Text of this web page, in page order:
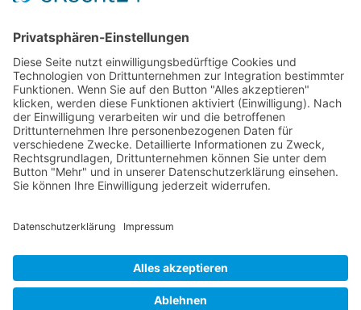
Englisch-Training
Wehrheim im Taunus, Usingen, Neu-Anspach, Schmitten, Bad
Homburg, Friedrichsdorf, Oberursel, im Taunus, Frankfurt, Rhein-
Main-Gebiet, Rosbach, deutschlandweit, in Firmen sowie online
Bettina Bonkas, Coaching + Training | Im Ärmchen 3, D-61273